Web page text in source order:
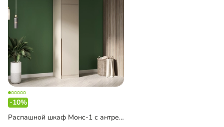
-10%
Распашной шкаф Монс-1 с антресолью